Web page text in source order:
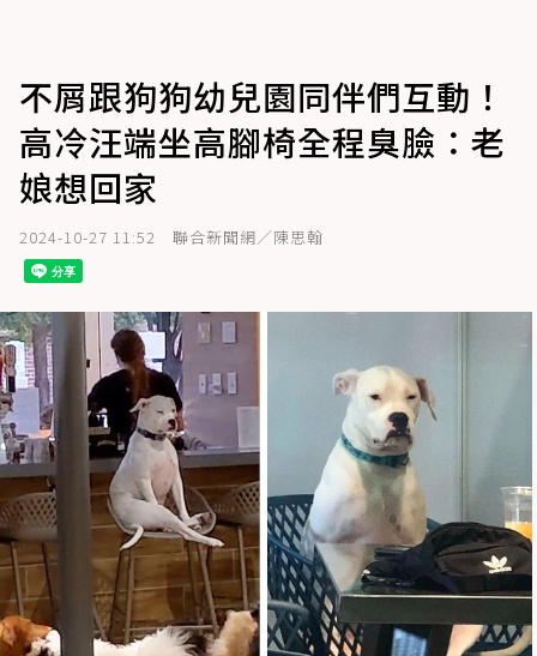
不屑跟狗狗幼兒園同伴們互動！
高冷汪端坐高腳椅全程臭臉：老
娘想回家
2024-10-27 11:52 聯合新聞網／陳思翰